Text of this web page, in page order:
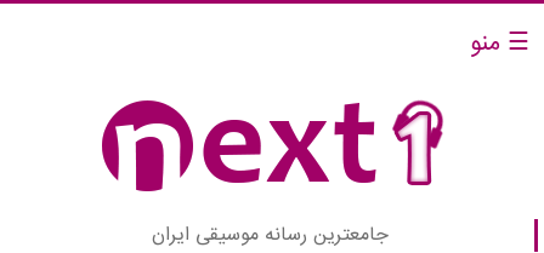
☰ منو
جامعترین رسانه موسیقی ایران